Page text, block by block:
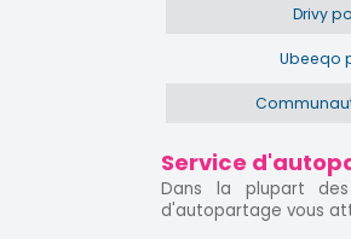
Drivy
Ubeeqo
Service
Dans la plupart
d'autopartage vous